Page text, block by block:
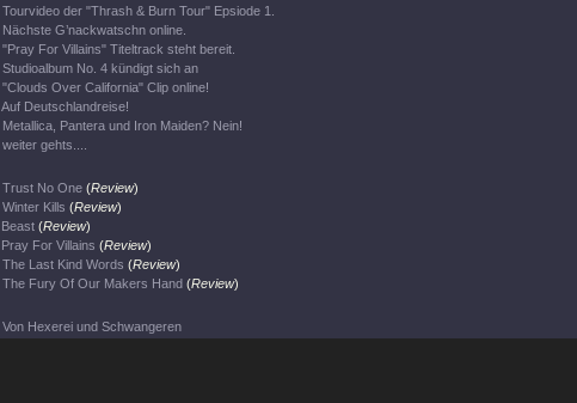
Tourvideo der "Thrash & Burn Tour" Epsiode 1.
Nächste G’nackwatschn online.
"Pray For Villains" Titeltrack steht bereit.
Studioalbum No. 4 kündigt sich an
"Clouds Over California" Clip online!
Auf Deutschlandreise!
Metallica, Pantera und Iron Maiden? Nein!
weiter gehts....
Trust No One (Review)
Winter Kills (Review)
Beast (Review)
Pray For Villains (Review)
The Last Kind Words (Review)
The Fury Of Our Makers Hand (Review)
Von Hexerei und Schwangeren